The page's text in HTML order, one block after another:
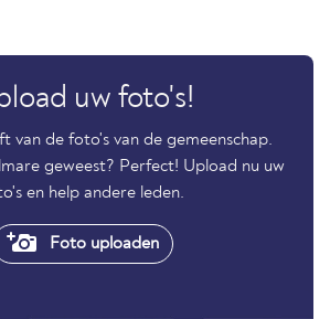
uw foto's!
van de foto's van de gemeenschap.
geweest? Perfect! Upload nu uw
en help andere leden.
Foto uploaden